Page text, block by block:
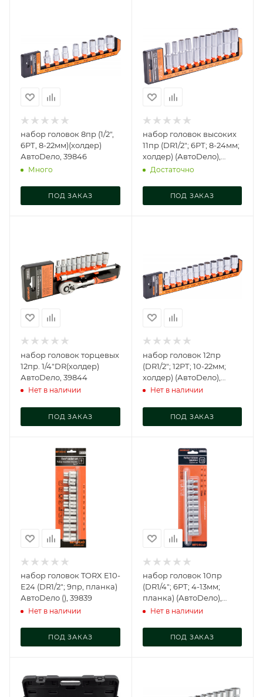
набор головок 8пр (1/2",
6РТ, 8-22мм)(холдер)
АвтоDело, 39846
Много
ПОД ЗАКАЗ
набор головок высоких
11пр (DR1/2"; 6РТ; 8-24мм;
холдер) (АвтоDело),
39853
Достаточно
ПОД ЗАКАЗ
набор головок торцевых
12пр. 1/4"DR(холдер)
АвтоDело, 39844
Нет в наличии
ПОД ЗАКАЗ
набор головок 12пр
(DR1/2"; 12РТ; 10-22мм;
холдер) (АвтоDело),
39855
Нет в наличии
ПОД ЗАКАЗ
набор головок TORX E10-
E24 (DR1/2"; 9пр, планка)
АвтоDело (), 39839
Нет в наличии
ПОД ЗАКАЗ
набор головок 10пр
(DR1/4"; 6РТ; 4-13мм;
планка) (АвтоDело),
39845
Нет в наличии
ПОД ЗАКАЗ